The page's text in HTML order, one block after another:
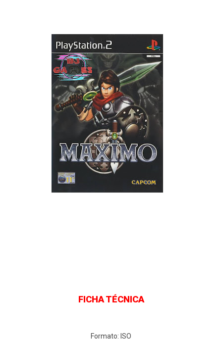
FICHA TÉCNICA
Formato: ISO